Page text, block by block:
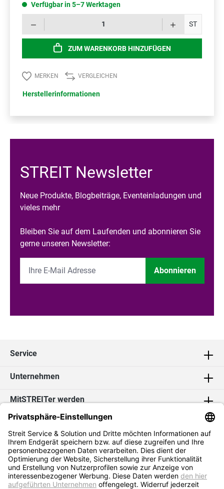
Verfügbar in 5–7 Werktagen
ST
ZUM WARENKORB HINZUFÜGEN
MERKEN VERGLEICHEN
Herstellerinformationen
STREIT Newsletter
Neue Produkte, Blogbeiträge, Eventeinladungen und
vieles mehr
Bleiben Sie auf dem Laufenden und abonnieren Sie
gerne unseren Newsletter:
Abonnieren
Service
Unternehmen
MitSTREITer werden
Kontakt
Social Media